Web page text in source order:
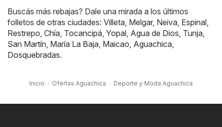
Buscás más rebajas? Dale una mirada a los últimos
folletos de otras ciudades: Villeta, Melgar, Neiva, Espinal,
Restrepo, Chía, Tocancipá, Yopal, Agua de Dios, Tunja,
San Martín, María La Baja, Maicao, Aguachica,
Dosquebradas.
Inicio Ofertas Aguachica Deporte y Moda Aguachica